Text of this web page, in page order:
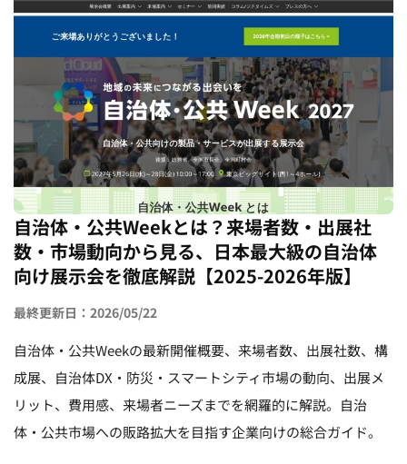
自治体・公共Weekとは？来場者数・出展社
数・市場動向から見る、日本最大級の自治体
向け展示会を徹底解説【2025-2026年版】
最終更新日：2026/05/22
自治体・公共Weekの最新開催概要、来場者数、出展社数、構
成展、自治体DX・防災・スマートシティ市場の動向、出展メ
リット、費用感、来場者ニーズまでを網羅的に解説。自治
体・公共市場への販路拡大を目指す企業向けの総合ガイド。